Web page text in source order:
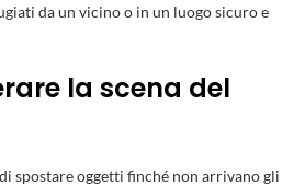
da un vicino o in un luogo sicuro e
la scena del
spostare oggetti finché non arrivano gli